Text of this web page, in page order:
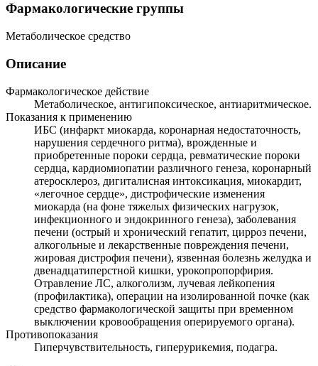
Фармакологические группы
Метаболическое средство
Описание
Фармакологическое действие
Метаболическое, антигипоксическое, антиаритмическое.
Показания к применению
ИБС (инфаркт миокарда, коронарная недостаточность,
нарушения сердечного ритма), врожденные и
приобретенные пороки сердца, ревматические пороки
сердца, кардиомиопатии различного генеза, коронарный
атеросклероз, дигиталисная интоксикация, миокардит,
«легочное сердце», дистрофические изменения
миокарда (на фоне тяжелых физических нагрузок,
инфекционного и эндокринного генеза), заболевания
печени (острый и хронический гепатит, цирроз печени,
алкогольные и лекарственные повреждения печени,
жировая дистрофия печени), язвенная болезнь желудка и
двенадцатиперстной кишки, урокопропорфирия.
Отравление ЛС, алкоголизм, лучевая лейкопения
(профилактика), операции на изолированной почке (как
средство фармакологической защиты при временном
выключении кровообращения оперируемого органа).
Противопоказания
Гиперчувствительность, гиперурикемия, подагра.